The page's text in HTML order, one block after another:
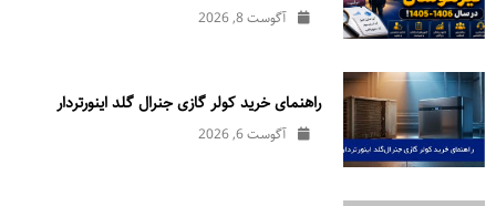
آگوست 8, 2026
راهنمای خرید کولر گازی جنرال‌ گلد اینورتر‌دار
آگوست 6, 2026